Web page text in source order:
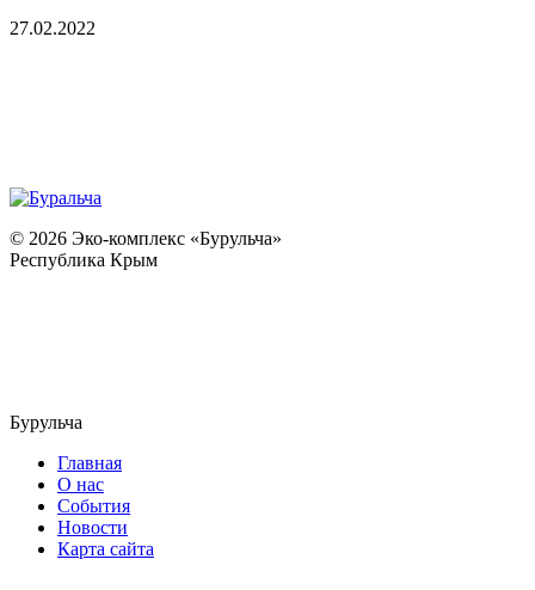
27.02.2022
© 2026 Эко-комплекс «Бурульча»
Республика Крым
Бурульча
Главная
О нас
События
Новости
Карта сайта